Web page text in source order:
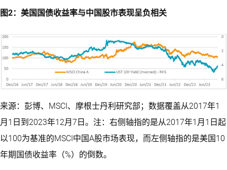
图2：美国国债收益率与中国股市表现呈负相关
来源：彭博、MSCI、摩根士丹利研究部；数据覆盖从2017年1
月1日到2023年12月7日。注：右侧轴指的是从2017年1月1日起
以100为基准的MSCI中国A股市场表现，而左侧轴指的是美国10
年期国债收益率（%）的倒数。